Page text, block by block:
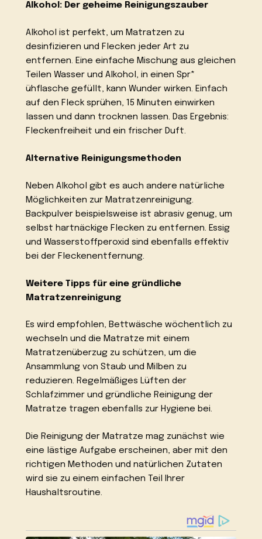
Alkohol: Der geheime Reinigungszauber
Alkohol ist perfekt, um Matratzen zu
desinfizieren und Flecken jeder Art zu
entfernen. Eine einfache Mischung aus gleichen
Teilen Wasser und Alkohol, in einen Spr*
ühflasche gefüllt, kann Wunder wirken. Einfach
auf den Fleck sprühen, 15 Minuten einwirken
lassen und dann trocknen lassen. Das Ergebnis:
Fleckenfreiheit und ein frischer Duft.
Alternative Reinigungsmethoden
Neben Alkohol gibt es auch andere natürliche
Möglichkeiten zur Matratzenreinigung.
Backpulver beispielsweise ist abrasiv genug, um
selbst hartnäckige Flecken zu entfernen. Essig
und Wasserstoffperoxid sind ebenfalls effektiv
bei der Fleckenentfernung.
Weitere Tipps für eine gründliche
Matratzenreinigung
Es wird empfohlen, Bettwäsche wöchentlich zu
wechseln und die Matratze mit einem
Matratzenüberzug zu schützen, um die
Ansammlung von Staub und Milben zu
reduzieren. Regelmäßiges Lüften der
Schlafzimmer und gründliche Reinigung der
Matratze tragen ebenfalls zur Hygiene bei.
Die Reinigung der Matratze mag zunächst wie
eine lästige Aufgabe erscheinen, aber mit den
richtigen Methoden und natürlichen Zutaten
wird sie zu einem einfachen Teil Ihrer
Haushaltsroutine.